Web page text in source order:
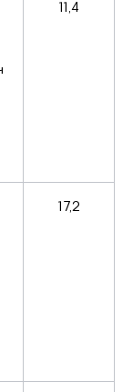
11,4
17,2